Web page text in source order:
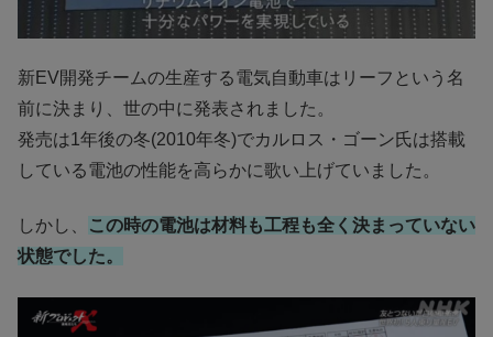
新EV開発チームの生産する電気自動車はリーフという名
前に決まり、世の中に発表されました。
発売は1年後の冬(2010年冬)でカルロス・ゴーン氏は搭載
している電池の性能を高らかに歌い上げていました。
しかし、
この時の電池は材料も工程も全く決まっていない
状態でした。